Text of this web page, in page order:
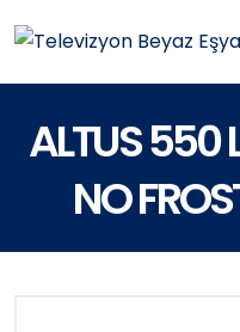
ALTUS 550
NO